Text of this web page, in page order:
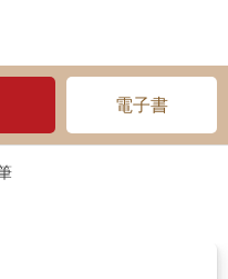
電子書